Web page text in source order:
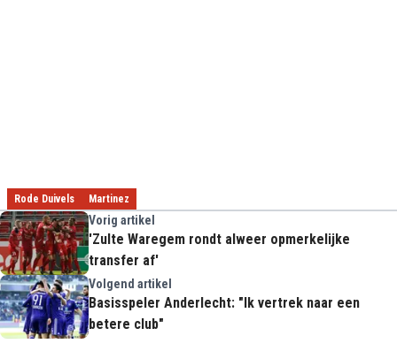
Rode Duivels Martinez
Vorig artikel
'Zulte Waregem rondt alweer opmerkelijke
transfer af'
Volgend artikel
Basisspeler Anderlecht: "Ik vertrek naar een
betere club"